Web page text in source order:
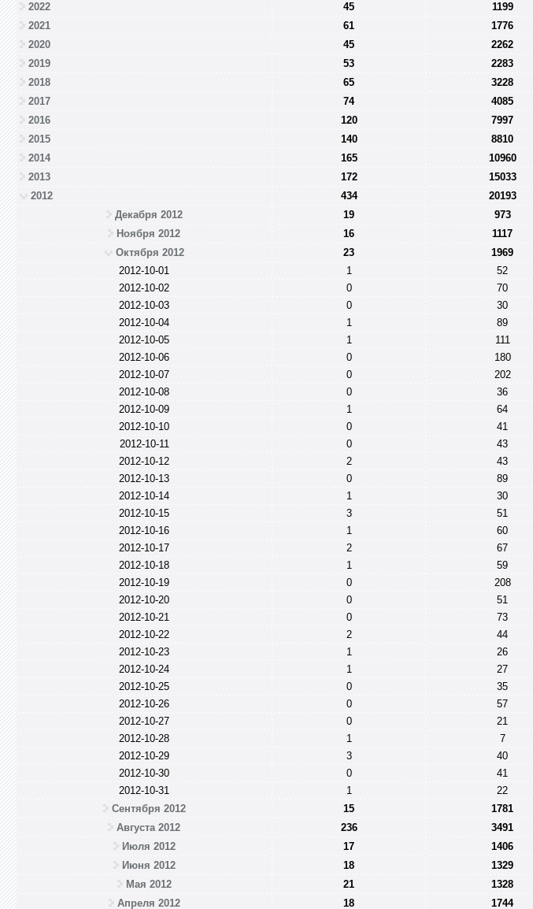
2022
45 1199
2021
61 1776
2020
45 2262
2019
53 2283
2018
65 3228
2017
74 4085
2016
120 7997
2015
140 8810
2014
165 10960
2013
172 15033
2012
434 20193
Декабря 2012
19 973
Ноября 2012
16 1117
Октября 2012
23 1969
2012-10-01
1 52
2012-10-02
0 70
2012-10-03
0 30
2012-10-04
1 89
2012-10-05
1 111
2012-10-06
0 180
2012-10-07
0 202
2012-10-08
0 36
2012-10-09
1 64
2012-10-10
0 41
2012-10-11
0 43
2012-10-12
2 43
2012-10-13
0 89
2012-10-14
1 30
2012-10-15
3 51
2012-10-16
1 60
2012-10-17
2 67
2012-10-18
1 59
2012-10-19
0 208
2012-10-20
0 51
2012-10-21
0 73
2012-10-22
2 44
2012-10-23
1 26
2012-10-24
1 27
2012-10-25
0 35
2012-10-26
0 57
2012-10-27
0 21
2012-10-28
1 7
2012-10-29
3 40
2012-10-30
0 41
2012-10-31
1 22
Сентября 2012
15 1781
Августа 2012
236 3491
Июля 2012
17 1406
Июня 2012
18 1329
Мая 2012
21 1328
Апреля 2012
18 1744